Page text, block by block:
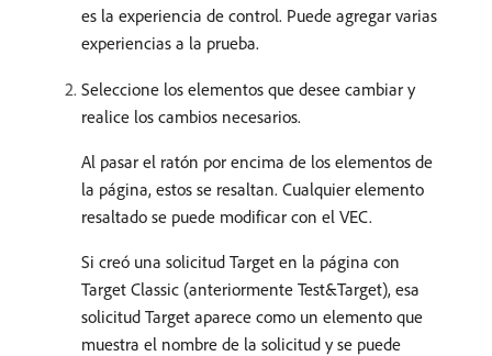
es la experiencia de control. Puede agregar varias
experiencias a la prueba.
Seleccione los elementos que desee cambiar y
realice los cambios necesarios.
Al pasar el ratón por encima de los elementos de
la página, estos se resaltan. Cualquier elemento
resaltado se puede modificar con el VEC.
Si creó una solicitud Target en la página con
Target Classic (anteriormente Test&Target), esa
solicitud Target aparece como un elemento que
muestra el nombre de la solicitud y se puede